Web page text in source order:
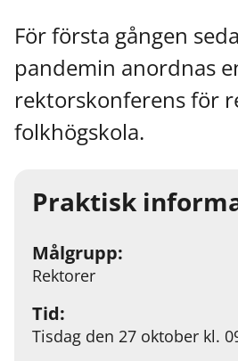
För första gången
pandemin anordnas
rektorskonferens för
folkhögskola.
Praktisk
Målgrupp:
Rektorer
Tid:
Tisdag den 27 oktober kl.